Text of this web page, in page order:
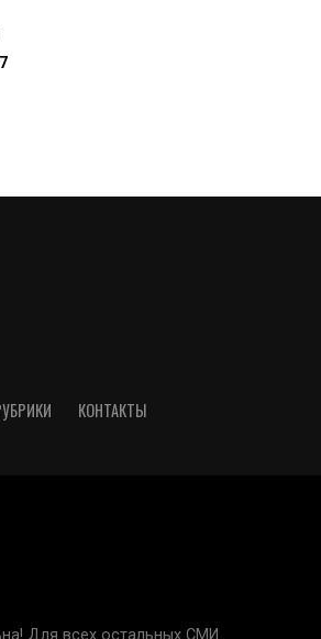
КОНТАКТЫ
Для всех остальных СМИ